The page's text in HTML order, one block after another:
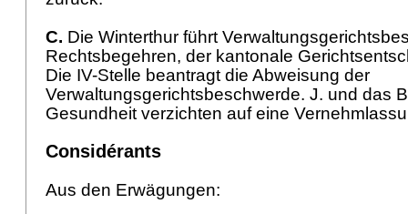
C. Die Winterthur führt
Rechtsbegehren, der kantonale
Die IV-Stelle beantragt die Abweisung der
Verwaltungsgerichtsbeschwerde. J. und das
Gesundheit verzichten auf eine
Considérants
Aus den Erwägungen: